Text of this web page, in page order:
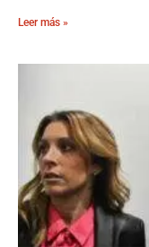
Leer más »